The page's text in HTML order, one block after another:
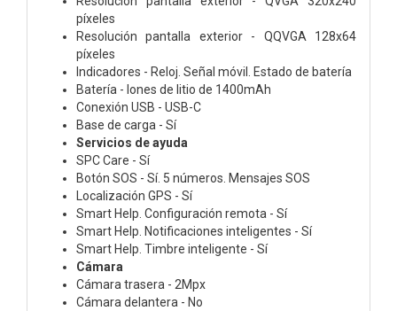
píxeles
Resolución pantalla exterior - QQVGA 128x64
píxeles
Indicadores - Reloj. Señal móvil. Estado de batería
Batería - Iones de litio de 1400mAh
Conexión USB - USB-C
Base de carga - Sí
Servicios de ayuda
SPC Care - Sí
Botón SOS - Sí. 5 números. Mensajes SOS
Localización GPS - Sí
Smart Help. Configuración remota - Sí
Smart Help. Notificaciones inteligentes - Sí
Smart Help. Timbre inteligente - Sí
Cámara
Cámara trasera - 2Mpx
Cámara delantera - No